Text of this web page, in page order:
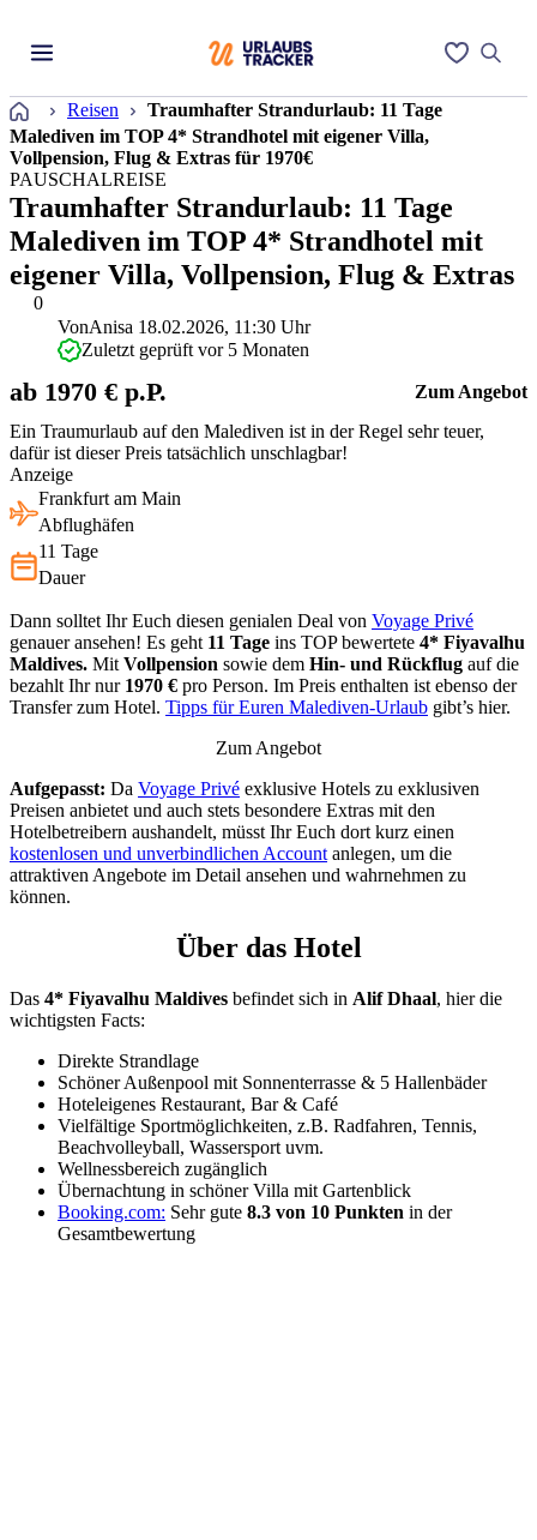
Startseite
Reisen
Traumhafter Strandurlaub: 11 Tage
Malediven im TOP 4* Strandhotel mit eigener Villa,
Vollpension, Flug & Extras für 1970€
0
PAUSCHALREISE
Traumhafter Strandurlaub: 11 Tage
Malediven im TOP 4* Strandhotel mit
eigener Villa, Vollpension, Flug & Extras
Ein Traumurlaub auf den Malediven ist in der Regel sehr teuer,
dafür ist dieser Preis tatsächlich unschlagbar!
VonAnisa 18.02.2026, 11:30 Uhr
Zuletzt geprüft vor 5 Monaten
ab 1970 € p.P. Zum Angebot
Anzeige
Frankfurt am Main
Abflughäfen
11 Tage
Dauer
Dann solltet Ihr Euch diesen genialen Deal von Voyage Privé
genauer ansehen! Es geht 11 Tage ins TOP bewertete 4* Fiyavalhu
Maldives. Mit Vollpension sowie dem Hin- und Rückflug auf die
bezahlt Ihr nur 1970 € pro Person. Im Preis enthalten ist ebenso der
Transfer zum Hotel. Tipps für Euren Malediven-Urlaub gibt’s hier.
Zum Angebot
Aufgepasst: Da Voyage Privé exklusive Hotels zu exklusiven
Preisen anbietet und auch stets besondere Extras mit den
Hotelbetreibern aushandelt, müsst Ihr Euch dort kurz einen
kostenlosen und unverbindlichen Account anlegen, um die
attraktiven Angebote im Detail ansehen und wahrnehmen zu
können.
Über das Hotel
Das 4* Fiyavalhu Maldives befindet sich in Alif Dhaal, hier die
wichtigsten Facts:
Direkte Strandlage
Schöner Außenpool mit Sonnenterrasse & 5 Hallenbäder
Hoteleigenes Restaurant, Bar & Café
Vielfältige Sportmöglichkeiten, z.B. Radfahren, Tennis,
Beachvolleyball, Wassersport uvm.
Wellnessbereich zugänglich
Übernachtung in schöner Villa mit Gartenblick
Booking.com: Sehr gute 8.3 von 10 Punkten in der
Gesamtbewertung